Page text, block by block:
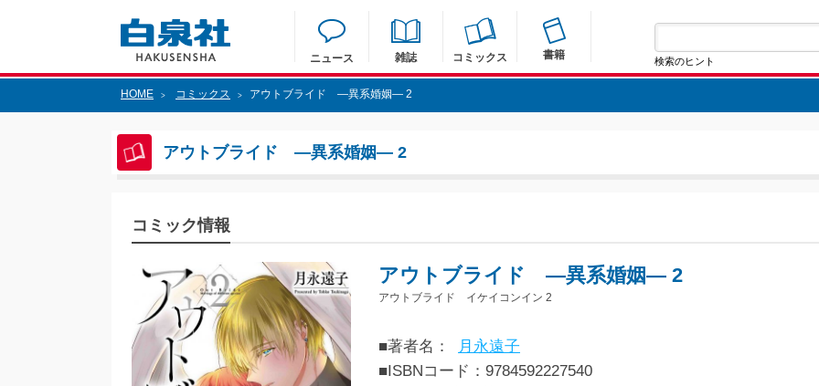
ニュース 雑誌 コミックス 書籍 検索のヒント
HOME > コミックス > アウトブライド ―異系婚姻― 2
アウトブライド ―異系婚姻― 2
コミック情報
アウトブライド ―異系婚姻― 2
アウトブライド イケイコンイン 2
■著者名：
月永遠子
■ISBNコード：9784592227540